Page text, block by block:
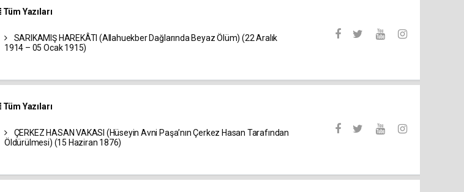
Tüm Yazıları
SARIKAMIŞ HAREKÂTI (Allahuekber Dağlarında Beyaz Ölüm) (22 Aralık
1914 – 05 Ocak 1915)
Tüm Yazıları
ÇERKEZ HASAN VAKASI (Hüseyin Avni Paşa’nın Çerkez Hasan Tarafından
Öldürülmesi) (15 Haziran 1876)